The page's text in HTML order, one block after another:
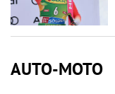
AUTO-MOTO